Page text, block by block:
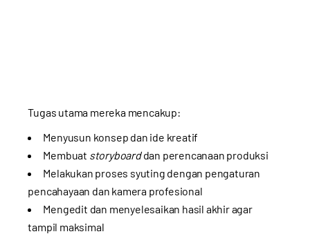
Tugas utama mereka mencakup:
Menyusun konsep dan ide kreatif
Membuat storyboarddan perencanaan produksi
Melakukan proses syuting dengan pengaturan
pencahayaan dan kamera profesional
Mengedit dan menyelesaikan hasil akhir agar
tampil maksimal